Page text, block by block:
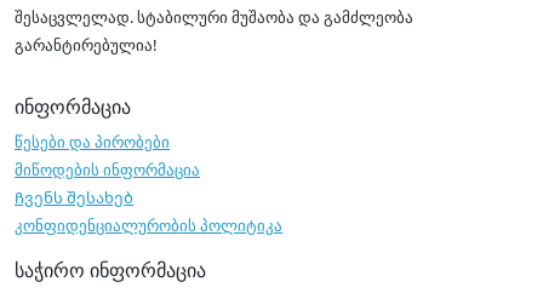
შესაცვლელად. სტაბილური მუშაობა და გამძლეობა
გარანტირებულია!
ინფორმაცია
წესები და პირობები
მიწოდების ინფორმაცია
Ჩვენს შესახებ
კონფიდენციალურობის პოლიტიკა
საჭირო ინფორმაცია